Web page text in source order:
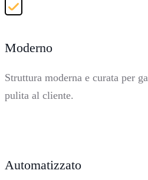
Moderno
Struttura moderna e curata per
pulita al cliente.
Automatizzato